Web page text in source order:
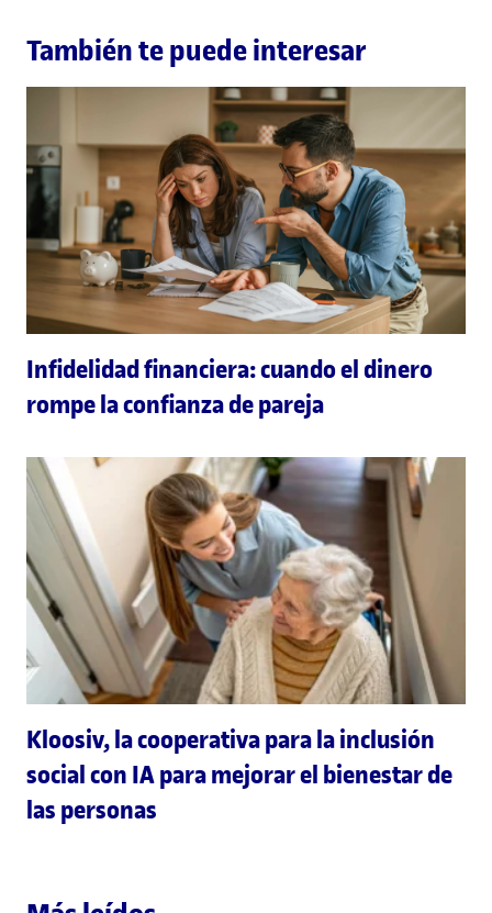
También te puede interesar
Infidelidad financiera: cuando el dinero
rompe la confianza de pareja
Kloosiv, la cooperativa para la inclusión
social con IA para mejorar el bienestar de
las personas